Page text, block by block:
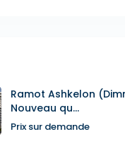
Ramot Ashkelon
Nouveau qu...
Prix sur demande